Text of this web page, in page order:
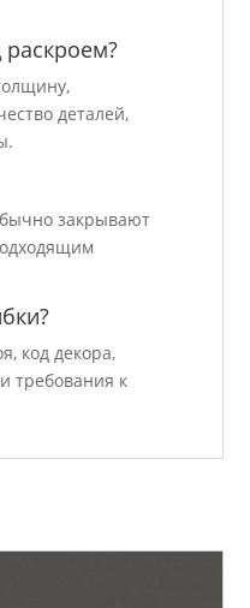
деталей,
закрывают
код декора,
требования к